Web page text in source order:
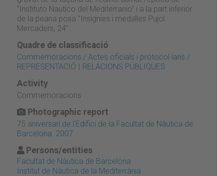
"Instituto Nautico del Mediterranio" i a la part inferior
de la peana posa "Insignies i medalles Pujol.
Mercaders, 24" .
Quadre de classificació
Commemoracions / Actes oficials i protocol·laris /
REPRESENTACIÓ I RELACIONS PÚBLIQUES
Activity
Commemoracions
Photographic report
75 aniversari de l'Edifici de la Facultat de Nàutica de
Barcelona. 2007
Persons/entities
Facultat de Nàutica de Barcelona
Institut de Nàutica de la Mediterrània